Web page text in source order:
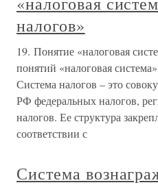
налогов»
19. Понятие «налоговая
понятий «налоговая
Система налогов – это
РФ федеральных налогов,
налогов. Ее структура
соответствии с
Система